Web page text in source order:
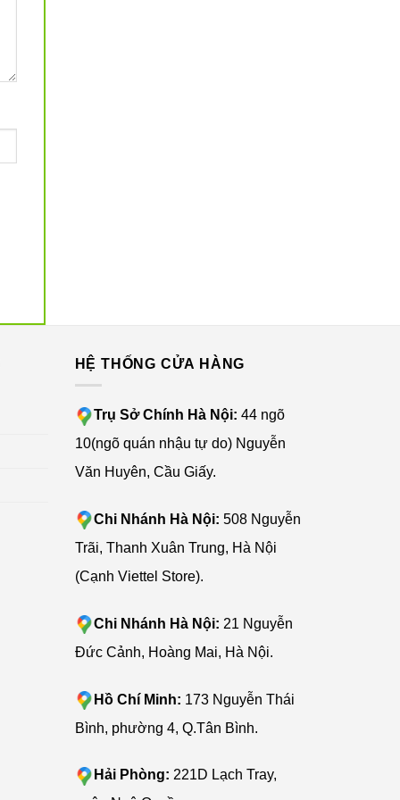
HỆ THỐNG CỬA HÀNG
Trụ Sở Chính Hà Nội: 44 ngõ
10(ngõ quán nhậu tự do) Nguyễn
Văn Huyên, Cầu Giấy.
Chi Nhánh Hà Nội: 508 Nguyễn
Trãi, Thanh Xuân Trung, Hà Nội
(Cạnh Viettel Store).
Chi Nhánh Hà Nội: 21 Nguyễn
Đức Cảnh, Hoàng Mai, Hà Nội.
Hồ Chí Minh: 173 Nguyễn Thái
Bình, phường 4, Q.Tân Bình.
Hải Phòng: 221D Lạch Tray,